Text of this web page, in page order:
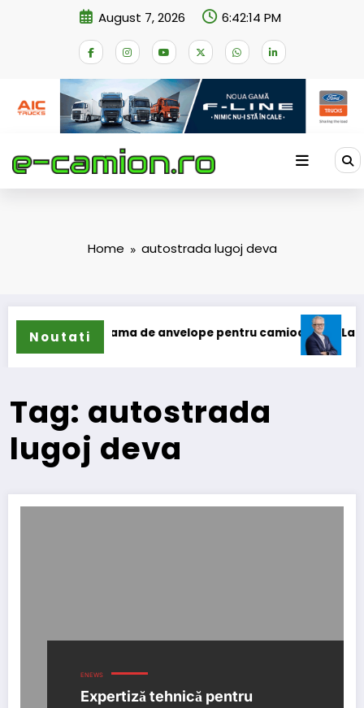
August 7, 2026 6:42:14 PM
Home autostrada lugoj deva
Noutati
extinde gama de anvelope pentru camioane Lars
Tag: autostrada
lugoj deva
ENEWS
Expertiză tehnică pentru